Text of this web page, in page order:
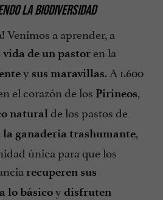
LA BIODIVERSIDAD
Venimos a aprender, a
de un pastor en la
y sus maravillas. A 1.600
el corazón de los Pirineos,
natural de los pastos de
la ganadería trashumante,
única para que los
recuperen sus
lo básicoy disfruten